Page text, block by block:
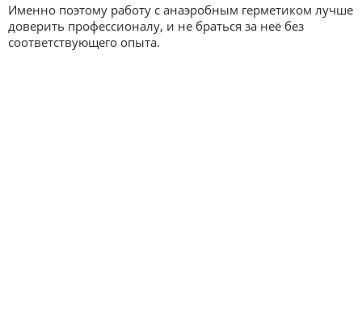
Именно поэтому работу с анаэробным герметиком лучше
доверить профессионалу, и не браться за неё без
соответствующего опыта.